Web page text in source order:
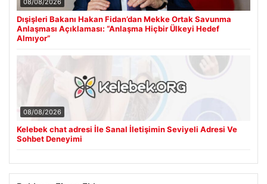
08/08/2026
Dışişleri Bakanı Hakan Fidan’dan Mekke Ortak Savunma
Anlaşması Açıklaması: “Anlaşma Hiçbir Ülkeyi Hedef
Almıyor”
08/08/2026
Kelebek chat adresi İle Sanal İletişimin Seviyeli Adresi Ve
Sohbet Deneyimi